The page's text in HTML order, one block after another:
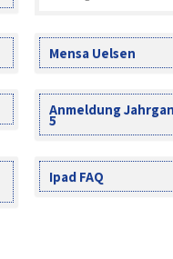
Mensa Uelsen
Anmeldung
5
Ipad FAQ